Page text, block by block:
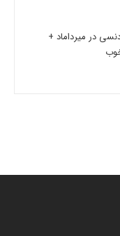
در میرداماد +